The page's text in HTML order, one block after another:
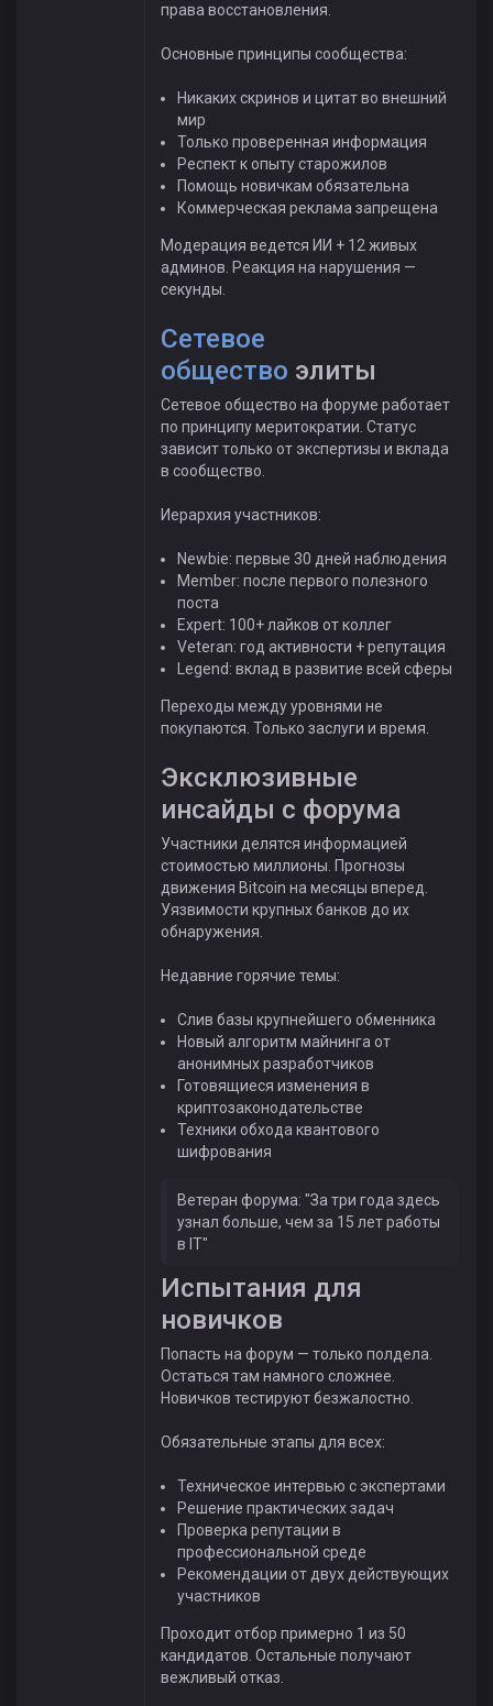
права восстановления.
Основные принципы сообщества:
Никаких скринов и цитат во внешний
мир
Только проверенная информация
Респект к опыту старожилов
Помощь новичкам обязательна
Коммерческая реклама запрещена
Модерация ведется ИИ + 12 живых
админов. Реакция на нарушения —
секунды.
Сетевое
общество элиты
Сетевое общество на форуме работает
по принципу меритократии. Статус
зависит только от экспертизы и вклада
в сообщество.
Иерархия участников:
Newbie: первые 30 дней наблюдения
Member: после первого полезного
поста
Expert: 100+ лайков от коллег
Veteran: год активности + репутация
Legend: вклад в развитие всей сферы
Переходы между уровнями не
покупаются. Только заслуги и время.
Эксклюзивные
инсайды с форума
Участники делятся информацией
стоимостью миллионы. Прогнозы
движения Bitcoin на месяцы вперед.
Уязвимости крупных банков до их
обнаружения.
Недавние горячие темы:
Слив базы крупнейшего обменника
Новый алгоритм майнинга от
анонимных разработчиков
Готовящиеся изменения в
криптозаконодательстве
Техники обхода квантового
шифрования
Ветеран форума: "За три года здесь
узнал больше, чем за 15 лет работы
в IT"
Испытания для
новичков
Попасть на форум — только полдела.
Остаться там намного сложнее.
Новичков тестируют безжалостно.
Обязательные этапы для всех:
Техническое интервью с экспертами
Решение практических задач
Проверка репутации в
профессиональной среде
Рекомендации от двух действующих
участников
Проходит отбор примерно 1 из 50
кандидатов. Остальные получают
вежливый отказ.